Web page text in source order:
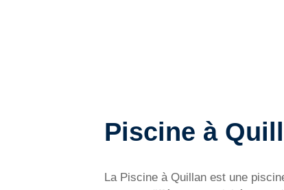
Piscine à
La Piscine à Quillan est une